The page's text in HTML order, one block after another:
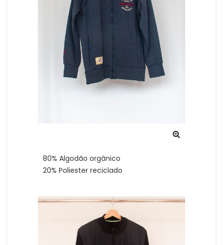
80% Algodão orgânico
20% Poliester reciclado